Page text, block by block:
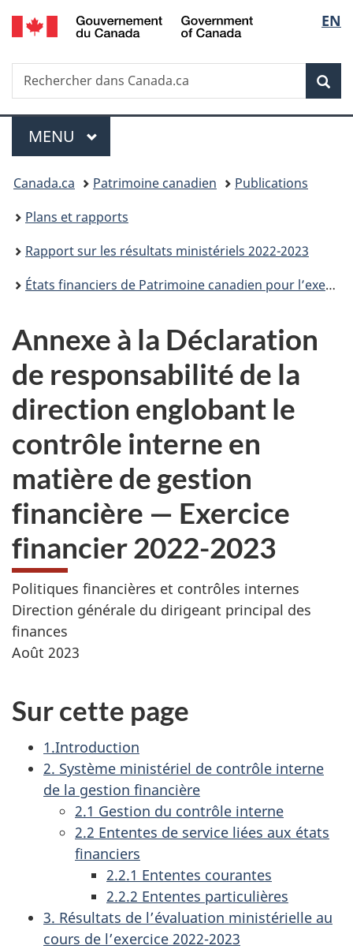
Passer
au
principal
Passer
à
Au
du
Passer
à
version
simplifiée
de
la
EN
Recherche
Rechercher
dans
Menu
MENU PRINCIPAL
Vous
êtes
ici :
Canada.ca Patrimoine canadien
Publications
Plans et rapports
Rapport sur les résultats ministériels 2022-2023
États financiers de Patrimoine canadien pour l’exercice terminé le 31 mars 2023
Annexe à la Déclaration
de responsabilité de la
direction englobant le
contrôle interne en
matière de gestion
financière — Exercice
financier 2022-2023
Politiques financières et contrôles internes
Direction générale du dirigeant principal des
finances
Août 2023
Sur cette page
1.Introduction
2. Système ministériel de contrôle interne
de la gestion financière
2.1 Gestion du contrôle interne
2.2 Ententes de service liées aux états
financiers
2.2.1 Ententes courantes
2.2.2 Ententes particulières
3. Résultats de l’évaluation ministérielle au
cours de l’exercice 2022-2023